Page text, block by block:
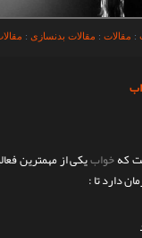
: مقالات : مقالات بدنسازی :
کهخوابیکی از مهمترین
دارد تا :